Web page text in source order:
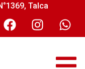
Talca